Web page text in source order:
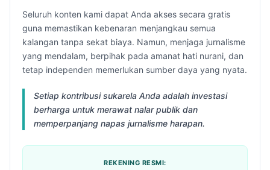
Seluruh konten kami dapat Anda akses secara gratis
guna memastikan kebenaran menjangkau semua
kalangan tanpa sekat biaya. Namun, menjaga jurnalisme
yang mendalam, berpihak pada amanat hati nurani, dan
tetap independen memerlukan sumber daya yang nyata.
Setiap kontribusi sukarela Anda adalah investasi
berharga untuk merawat nalar publik dan
memperpanjang napas jurnalisme harapan.
REKENING RESMI: